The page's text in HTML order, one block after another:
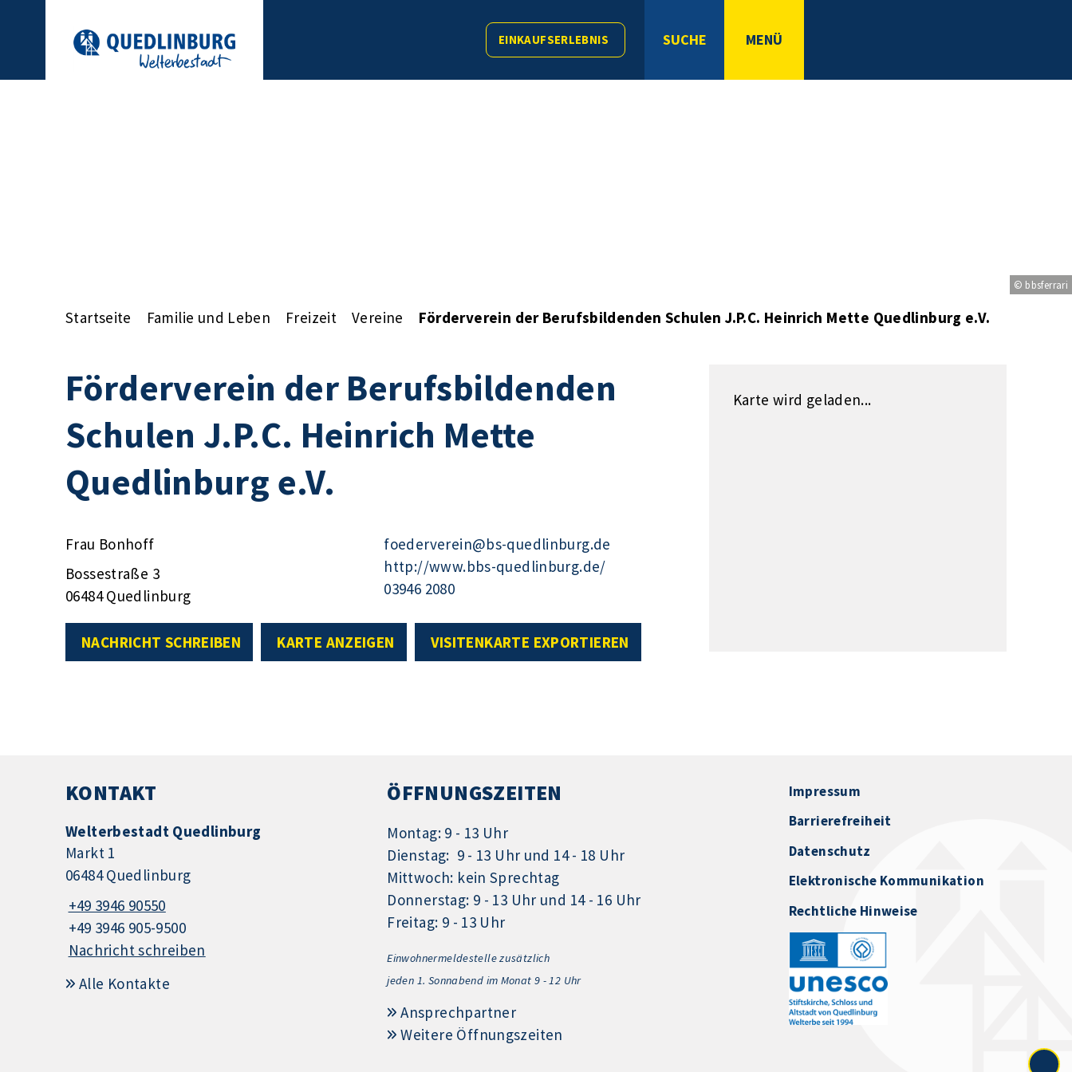
EINKAUFSERLEBNIS SUCHE MENÜ
© bbsferrari
Startseite Familie und Leben Freizeit Vereine Förderverein der Berufsbildenden Schulen J.P.C. Heinrich Mette Quedlinburg e.V.
Förderverein der Berufsbildenden
Schulen J.P.C. Heinrich Mette
Quedlinburg e.V.
Frau Bonhoff
Bossestraße 3
06484 Quedlinburg
foederverein@bs-quedlinburg.de
http://www.bbs-quedlinburg.de/
03946 2080
NACHRICHT SCHREIBEN KARTE ANZEIGEN VISITENKARTE EXPORTIEREN
Karte wird geladen...
KONTAKT
Welterbestadt Quedlinburg
Markt 1
06484 Quedlinburg
+49 3946 90550
+49 3946 905-9500
Nachricht schreiben
Alle Kontakte
ÖFFNUNGSZEITEN
Montag: 9 - 13 Uhr
Dienstag: 9 - 13 Uhr und 14 - 18 Uhr
Mittwoch: kein Sprechtag
Donnerstag: 9 - 13 Uhr und 14 - 16 Uhr
Freitag: 9 - 13 Uhr
Einwohnermeldestelle zusätzlich
jeden 1. Sonnabend im Monat 9 - 12 Uhr
Ansprechpartner
Weitere Öffnungszeiten
Impressum
Barrierefreiheit
Datenschutz
Elektronische Kommunikation
Rechtliche Hinweise